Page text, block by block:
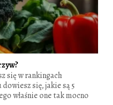
się w rankingach
się, jakie są 5
właśnie one tak mocno